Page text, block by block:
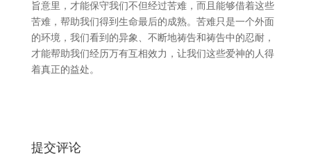
旨意里，才能保守我们不但经过苦难，而且能够借着这些
苦难，帮助我们得到生命最后的成熟。苦难只是一个外面
的环境，我们看到的异象、不断地祷告和祷告中的忍耐，
才能帮助我们经历万有互相效力，让我们这些爱神的人得
着真正的益处。
提交评论